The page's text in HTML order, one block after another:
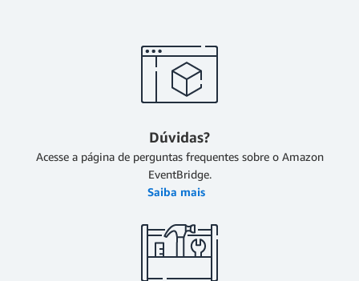
Dúvidas?
Acesse a página de perguntas frequentes sobre o Amazon
EventBridge.
Saiba mais